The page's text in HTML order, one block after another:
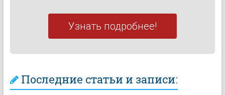
Узнать подробнее!
Последние статьи и записи: